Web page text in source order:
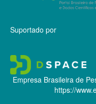
Suportado por
Empresa Brasileira de
https://